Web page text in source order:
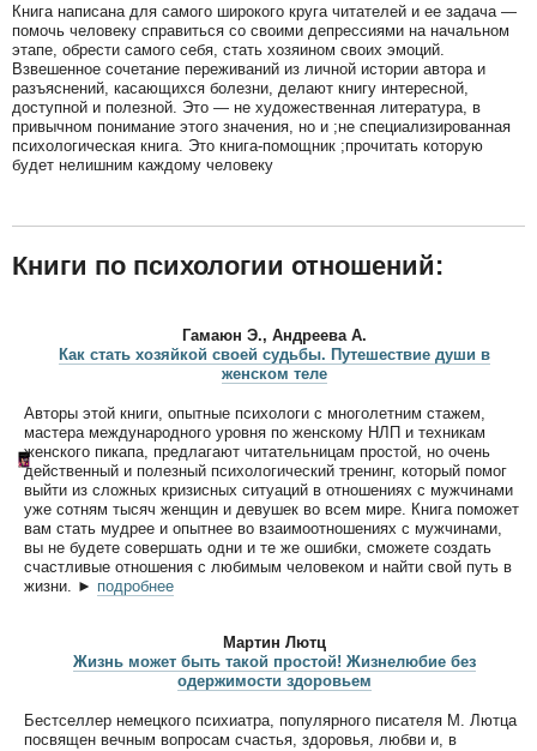
Книга написана для самого широкого круга читателей и ее задача —
помочь человеку справиться со своими депрессиями на начальном
этапе, обрести самого себя, стать хозяином своих эмоций.
Взвешенное сочетание переживаний из личной истории автора и
разъяснений, касающихся болезни, делают книгу интересной,
доступной и полезной. Это — не художественная литература, в
привычном понимание этого значения, но и ;не специализированная
психологическая книга. Это книга-помощник ;прочитать которую
будет нелишним каждому человеку
Книги по психологии отношений:
Гамаюн Э., Андреева А.
Как стать хозяйкой своей судьбы. Путешествие души в
женском теле
Авторы этой книги, опытные психологи с многолетним стажем,
мастера международного уровня по женскому НЛП и техникам
женского пикапа, предлагают читательницам простой, но очень
действенный и полезный психологический тренинг, который помог
выйти из сложных кризисных ситуаций в отношениях с мужчинами
уже сотням тысяч женщин и девушек во всем мире. Книга поможет
вам стать мудрее и опытнее во взаимоотношениях с мужчинами,
вы не будете совершать одни и те же ошибки, сможете создать
счастливые отношения с любимым человеком и найти свой путь в
жизни.
► подробнее
Мартин Лютц
Жизнь может быть такой простой! Жизнелюбие без
одержимости здоровьем
Бестселлер немецкого психиатра, популярного писателя М. Лютца
посвящен вечным вопросам счастья, здоровья, любви и, в